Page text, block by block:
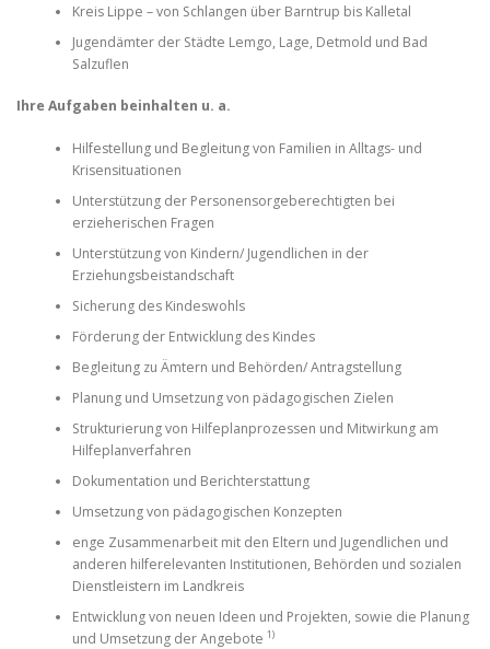
Kreis Lippe – von Schlangen über Barntrup bis Kalletal
Jugendämter der Städte Lemgo, Lage, Detmold und Bad
Salzuflen
Ihre Aufgaben beinhalten u. a.
Hilfestellung und Begleitung von Familien in Alltags- und
Krisensituationen
Unterstützung der Personensorgeberechtigten bei
erzieherischen Fragen
Unterstützung von Kindern/ Jugendlichen in der
Erziehungsbeistandschaft
Sicherung des Kindeswohls
Förderung der Entwicklung des Kindes
Begleitung zu Ämtern und Behörden/ Antragstellung
Planung und Umsetzung von pädagogischen Zielen
Strukturierung von Hilfeplanprozessen und Mitwirkung am
Hilfeplanverfahren
Dokumentation und Berichterstattung
Umsetzung von pädagogischen Konzepten
enge Zusammenarbeit mit den Eltern und Jugendlichen und
anderen hilferelevanten Institutionen, Behörden und sozialen
Dienstleistern im Landkreis
Entwicklung von neuen Ideen und Projekten, sowie die Planung
und Umsetzung der Angebote 1)